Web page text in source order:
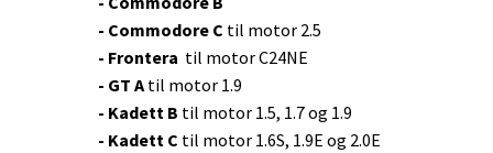
- Commodore C til motor 2.5
- Frontera til motor C24NE
- GT Atil motor 1.9
- Kadett B til motor 1.5, 1.7 og 1.9
- Kadett C til motor 1.6S, 1.9E og 2.0E